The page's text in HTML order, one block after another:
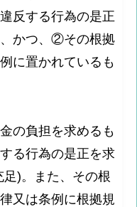
反する行為の是正
かつ、②その根拠
に置かれているも
の負担を求めるも
る行為の是正を求
)。また、その根
又は条例に根拠規